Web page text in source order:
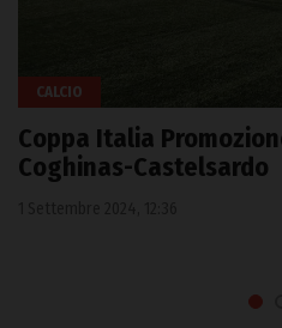
CALCIO
Coppa Italia
Coghinas-Castelsardo